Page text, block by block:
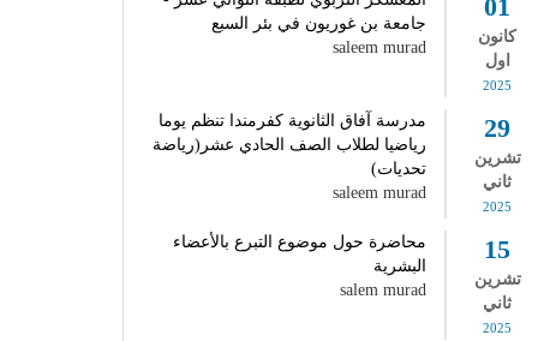
01
كانون
اول
2025
جامعة بن غوريون في بئر السبع
saleem murad
29
تشرين
ثاني
2025
مدرسة آفاق الثانوية كفرمندا تنظم يوما
رياضيا لطلاب الصف الحادي عشر(رياضة
تحديات)
saleem murad
15
تشرين
ثاني
2025
محاضرة حول موضوع التبرع بالأعضاء
البشرية
salem murad